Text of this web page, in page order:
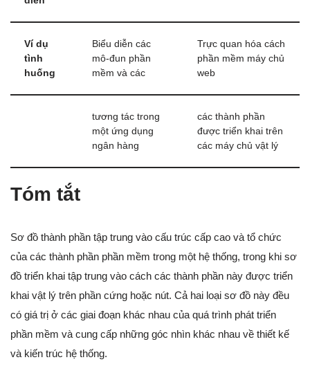
Ví dụ
tình
huống
Biểu diễn các
mô-đun phần
mềm và các
Trực quan hóa cách
phần mềm máy chủ
web
tương tác trong
một ứng dụng
ngân hàng
các thành phần
được triển khai trên
các máy chủ vật lý
Tóm tắt
Sơ đồ thành phần tập trung vào cấu trúc cấp cao và tổ chức
của các thành phần phần mềm trong một hệ thống, trong khi sơ
đồ triển khai tập trung vào cách các thành phần này được triển
khai vật lý trên phần cứng hoặc nút. Cả hai loại sơ đồ này đều
có giá trị ở các giai đoạn khác nhau của quá trình phát triển
phần mềm và cung cấp những góc nhìn khác nhau về thiết kế
và kiến trúc hệ thống.